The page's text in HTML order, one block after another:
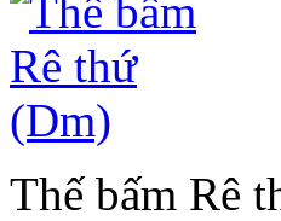
Thế bấm Rê